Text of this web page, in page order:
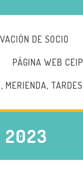
DE SOCIO
PÁGINA WEB
MERIENDA,
2023